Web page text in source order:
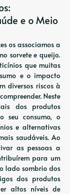
e o Meio
os associamos a
sorvete e queijo.
que muitas
e o impacto
diversos riscos à
Neste
dos produtos
seu consumo, o
e alternativas
saudáveis. Ao
as pessoas a
para um
lado sombrio dos
dos produtos
altos níveis de